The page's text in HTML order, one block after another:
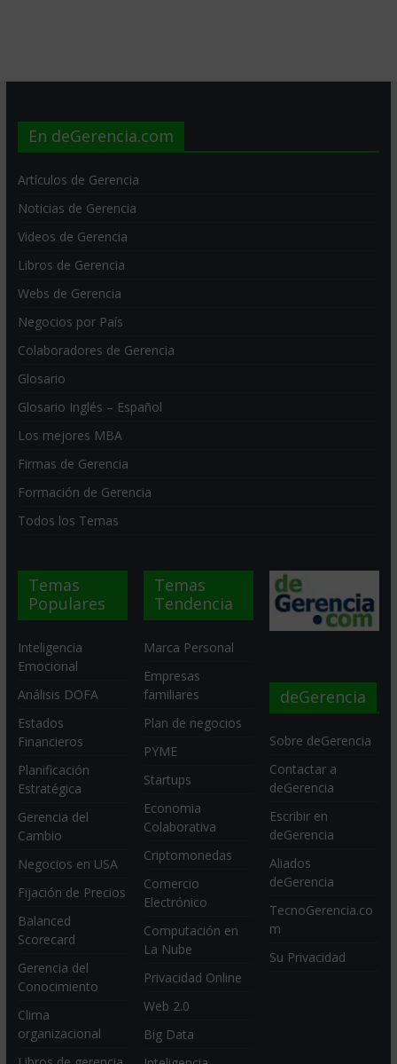
En deGerencia.com
Artículos de Gerencia
Noticias de Gerencia
Videos de Gerencia
Libros de Gerencia
Webs de Gerencia
Negocios por País
Colaboradores de Gerencia
Glosario
Glosario Inglés – Español
Los mejores MBA
Firmas de Gerencia
Formación de Gerencia
Todos los Temas
Temas
Populares
Inteligencia
Emocional
Análisis DOFA
Estados
Financieros
Planificación
Estratégica
Gerencia del
Cambio
Negocios en USA
Fijación de Precios
Balanced
Scorecard
Gerencia del
Conocimiento
Clima
organizacional
Temas
Tendencia
Marca Personal
Empresas
familiares
Plan de negocios
PYME
Startups
Economia
Colaborativa
Criptomonedas
Comercio
Electrónico
Computación en
La Nube
Privacidad Online
Web 2.0
Big Data
deGerencia
Sobre deGerencia
Contactar a
deGerencia
Escribir en
deGerencia
Aliados
deGerencia
TecnoGerencia.co
m
Su Privacidad